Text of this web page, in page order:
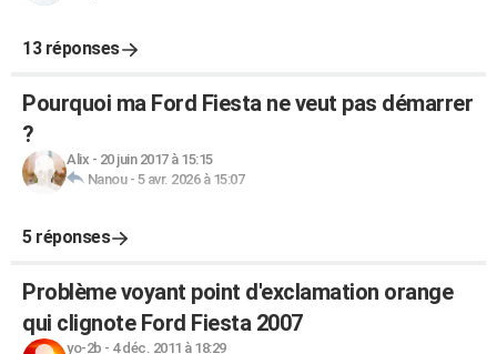
13 réponses
Pourquoi ma Ford Fiesta ne veut pas démarrer
?
Alix - 20 juin 2017 à 15:15
Nanou- 5 avr. 2026 à 15:07
5 réponses
Problème voyant point d'exclamation orange
qui clignote Ford Fiesta 2007
yo-2b - 4 déc. 2011 à 18:29